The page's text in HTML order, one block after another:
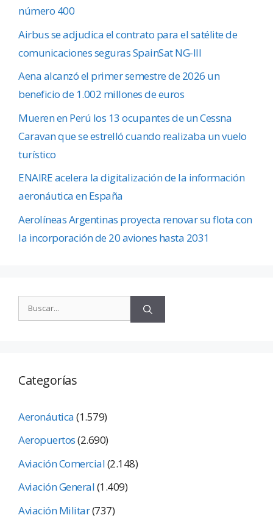
número 400
Airbus se adjudica el contrato para el satélite de
comunicaciones seguras SpainSat NG-III
Aena alcanzó el primer semestre de 2026 un
beneficio de 1.002 millones de euros
Mueren en Perú los 13 ocupantes de un Cessna
Caravan que se estrelló cuando realizaba un vuelo
turístico
ENAIRE acelera la digitalización de la información
aeronáutica en España
Aerolíneas Argentinas proyecta renovar su flota con
la incorporación de 20 aviones hasta 2031
Categorías
Aeronáutica(1.579)
Aeropuertos(2.690)
Aviación Comercial(2.148)
Aviación General(1.409)
Aviación Militar(737)